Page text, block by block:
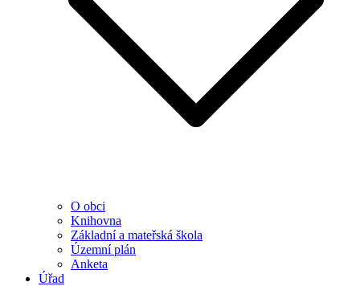
O obci
Knihovna
Základní a mateřská škola
Územní plán
Anketa
Úřad